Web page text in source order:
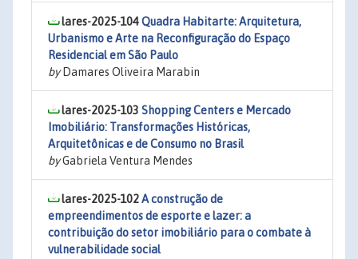
lares-2025-104Quadra Habitarte: Arquitetura,
Urbanismo e Arte na Reconfiguração do Espaço
Residencial em São Paulo
byDamares Oliveira Marabin
lares-2025-103 Shopping Centers e Mercado
Imobiliário: Transformações Históricas,
Arquitetônicas e de Consumo no Brasil
byGabriela Ventura Mendes
lares-2025-102A construção de
empreendimentos de esporte e lazer: a
contribuição do setor imobiliário para o combate à
vulnerabilidade social